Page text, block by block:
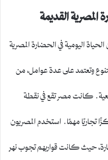
المصرية القديمة
اليومية في الحضارة المصرية
وتعتمد على عدة عوامل، من
كانت مصر تقع في نقطة
تجاريًا مهمًا. استخدم المصريون
حيث كانت قواربهم تجوب نهر